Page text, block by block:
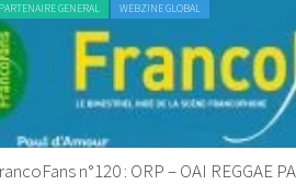
GENERAL WEBZINE GLOBAL
n°120 : ORP – OAI REGGAE